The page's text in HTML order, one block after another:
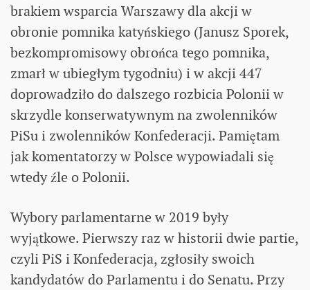
brakiem wsparcia Warszawy dla akcji w
obronie pomnika katyńskiego (Janusz Sporek,
bezkompromisowy obrońca tego pomnika,
zmarł w ubiegłym tygodniu) i w akcji 447
doprowadziło do dalszego rozbicia Polonii w
skrzydle konserwatywnym na zwolenników
PiSu i zwolenników Konfederacji. Pamiętam
jak komentatorzy w Polsce wypowiadali się
wtedy źle o Polonii.
Wybory parlamentarne w 2019 były
wyjątkowe. Pierwszy raz w historii dwie partie,
czyli PiS i Konfederacja, zgłosiły swoich
kandydatów do Parlamentu i do Senatu. Przy